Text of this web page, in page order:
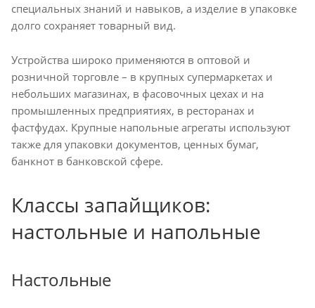
специальных знаний и навыков, а изделие в упаковке
долго сохраняет товарный вид.
Устройства широко применяются в оптовой и
розничной торговле – в крупных супермаркетах и
небольших магазинах, в фасовочных цехах и на
промышленных предприятиях, в ресторанах и
фастфудах. Крупные напольные агрегаты используют
также для упаковки документов, ценных бумаг,
банкнот в банковской сфере.
Классы запайщиков:
настольные и напольные
Настольные